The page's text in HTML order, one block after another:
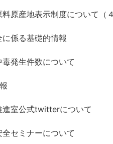
原産地表示制度について（４
係る基礎的情報
発生件数について
進室公式twitterについて
セミナーについて